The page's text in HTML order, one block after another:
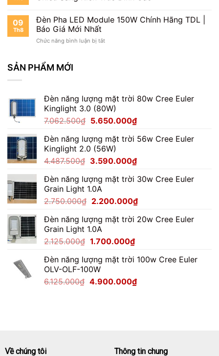
Tế
LED
150W
Từ
09
Th8
Đèn Pha LED Module 150W Chính Hãng TDL |
Báo Giá Mới Nhất
Chức năng bình luận bị tắtở
Hãng
TDL
Báo
Mới
Nhất
SẢN PHẨM MỚI
Đèn năng lượng mặt trời 80w Cree Euler
Kinglight 3.0 (80W)
7.062.500₫ Giá
là:
7.062.500₫.
5.650.000₫Giá
tại
5.650.000₫.
Đèn năng lượng mặt trời 56w Cree Euler
Kinglight 2.0 (56W)
4.487.500₫ Giá
là:
4.487.500₫.
3.590.000₫Giá
tại
3.590.000₫.
Đèn năng lượng mặt trời 30w Cree Euler
Grain Light 1.0A
2.750.000₫ Giá
là:
2.750.000₫.
2.200.000₫Giá
tại
Đèn năng lượng mặt trời 20w Cree Euler
Grain Light 1.0A
2.125.000₫ Giá
là:
2.125.000₫.
1.700.000₫Giá
tại
1.700.000₫.
Đèn năng lượng mặt trời 100w Cree Euler
OLV-OLF-100W
6.125.000₫ Giá
4.900.000₫Giá
Về chúng tôi Thông tin chung